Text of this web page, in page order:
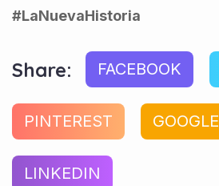
#LaNuevaHistoria
Share: FACEBOOK
PINTEREST GOOGLE
LINKEDIN